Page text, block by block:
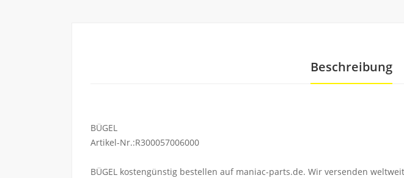
Beschreibung
BÜGEL
Artikel-Nr.:R300057006000
BÜGEL kostengünstig bestellen auf maniac-parts.de. Wir versenden